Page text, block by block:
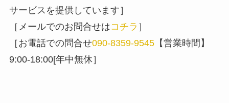
サービスを提供しています］
［メールでのお問合せはコチラ ］
［お電話での問合せ090-8359-9545【営業時間】
9:00-18:00[年中無休］